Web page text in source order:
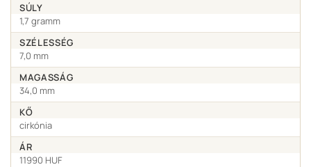
SÚLY
1,7 gramm
SZÉLESSÉG
7,0 mm
MAGASSÁG
34,0 mm
KŐ
cirkónia
ÁR
11990 HUF